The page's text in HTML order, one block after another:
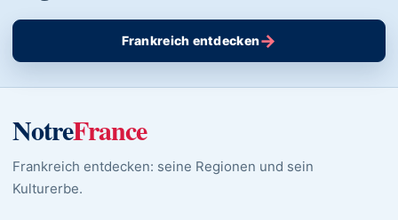
Frankreich entdecken→
NotreFrance
Frankreich entdecken: seine Regionen und sein
Kulturerbe.